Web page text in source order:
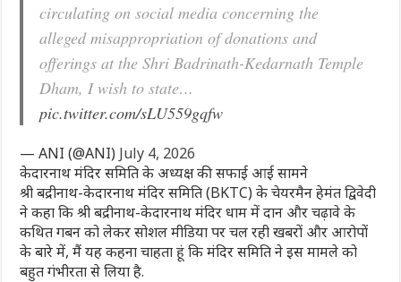
circulating on social media concerning the
alleged misappropriation of donations and
offerings at the Shri Badrinath-Kedarnath Temple
Dham, I wish to state…
pic.twitter.com/sLU559gqfw
— ANI (@ANI) July 4, 2026
केदारनाथ मंदिर समिति के अध्यक्ष की सफाई आई सामने
श्री बद्रीनाथ-केदारनाथ मंदिर समिति (BKTC) के चेयरमैन हेमंत द्विवेदी
ने कहा कि श्री बद्रीनाथ-केदारनाथ मंदिर धाम में दान और चढ़ावे के
कथित गबन को लेकर सोशल मीडिया पर चल रही खबरों और आरोपों
के बारे में, मैं यह कहना चाहता हूं कि मंदिर समिति ने इस मामले को
बहुत गंभीरता से लिया है.